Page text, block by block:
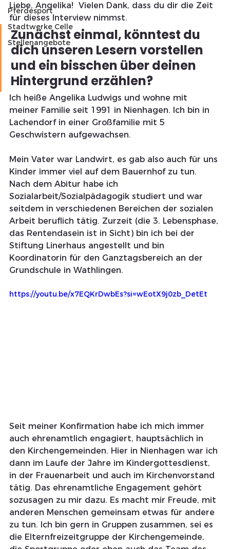
Pferdesport
Stadtwerke Celle
Stellenangebote
Liebe, Angelika!  Vielen Dank, dass du dir die Zeit
für dieses Interview nimmst.
Zunächst einmal, könntest du
dich unseren Lesern vorstellen
und ein bisschen über deinen
Hintergrund erzählen?
Ich heiße Angelika Ludwigs und wohne mit
meiner Familie seit 1991 in Nienhagen. Ich bin in
Lachendorf in einer Großfamilie mit 5
Geschwistern aufgewachsen.
Mein Vater war Landwirt, es gab also auch für uns
Kinder immer viel auf dem Bauernhof zu tun.
Nach dem Abitur habe ich
Sozialarbeit/Sozialpädagogik studiert und war
seitdem in verschiedenen Bereichen der sozialen
Arbeit beruflich tätig. Zurzeit (die 3. Lebensphase,
das Rentendasein ist in Sicht) bin ich bei der
Stiftung Linerhaus angestellt und bin
Koordinatorin für den Ganztagsbereich an der
Grundschule in Wathlingen.
https://youtu.be/x7EQKrDwbEs?si=wEotX9j0zb_DetEt
Seit meiner Konfirmation habe ich mich immer
auch ehrenamtlich engagiert, hauptsächlich in
den Kirchengemeinden. Hier in Nienhagen war ich
dann im Laufe der Jahre im Kindergottesdienst,
in der Frauenarbeit und auch im Kirchenvorstand
tätig. Das ehrenamtliche Engagement gehört
sozusagen zu mir dazu. Es macht mir Freude, mit
anderen Menschen gemeinsam etwas für andere
zu tun. Ich bin gern in Gruppen zusammen, sei es
die Elternfreizeitgruppe der Kirchengemeinde,